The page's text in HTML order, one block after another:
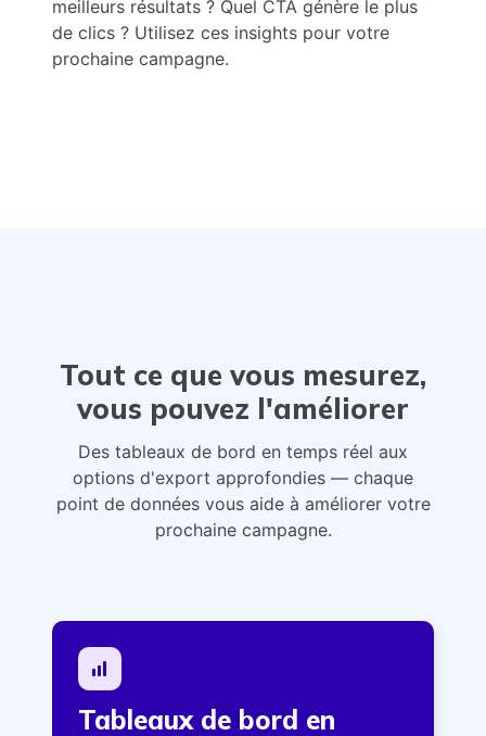
meilleurs résultats ? Quel CTA génère le plus
de clics ? Utilisez ces insights pour votre
prochaine campagne.
Tout ce que vous mesurez,
vous pouvez l'améliorer
Des tableaux de bord en temps réel aux
options d'export approfondies — chaque
point de données vous aide à améliorer votre
prochaine campagne.
Tableaux de bord en